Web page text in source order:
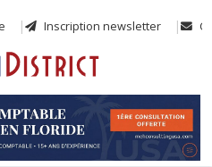
Inscription newsletter